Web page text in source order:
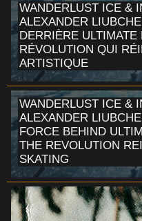
WANDERLUST ICE &
ALEXANDER
DERRIÈRE
RÉVOLUTION QUI
ARTISTIQUE
WANDERLUST ICE &
ALEXANDER
FORCE BEHIND
THE REVOLUTION
SKATING